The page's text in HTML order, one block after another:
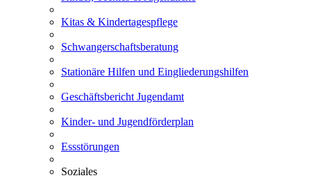
Kitas & Kindertagespflege
Schwangerschaftsberatung
Stationäre Hilfen und Eingliederungshilfen
Geschäftsbericht Jugendamt
Kinder- und Jugendförderplan
Essstörungen
Soziales